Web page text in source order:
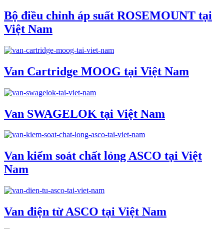
Bộ điều chỉnh áp suất ROSEMOUNT tại
Việt Nam
Van Cartridge MOOG tại Việt Nam
Van SWAGELOK tại Việt Nam
Van kiểm soát chất lỏng ASCO tại Việt
Nam
Van điện từ ASCO tại Việt Nam